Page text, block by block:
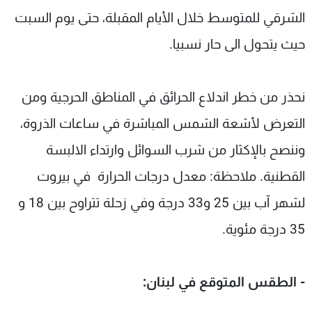
الشرقي للمتوسط خلال الأيام المقبلة، حتى يوم السبت
حيث يتحول الى حار نسبيا.
نحذر من خطر اندلاع الحرائق في المناطق الحرجية ومن
التعرض لأشعة الشمس المباشرة في ساعات الذروة،
وننصح بالإكثار من شرب السوائل وارتداء الالبسة
القطنية. ملاحظة: معدل درجات الحرارة في بيروت
لشهر آب بين 25 و33 درجة وفي زحلة تتراوح بين 18 و
35 درجة مئوية.
- الطقس المتوقع في لبنان: